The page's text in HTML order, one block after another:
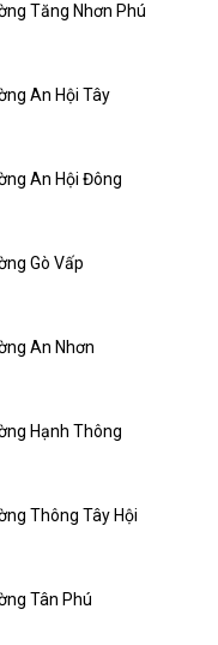
Tăng Nhơn Phú
An Hội Tây
An Hội Đông
Gò Vấp
An Nhơn
Hạnh Thông
Thông Tây Hội
Tân Phú